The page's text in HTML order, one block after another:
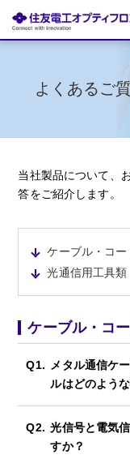
よくあるご
当社製品について、
答をご紹介します。
ケーブル・コー
光通信用工具類
ケーブル・コ
メタル通信ケ
ルはどのよう
光信号と電気
すか？